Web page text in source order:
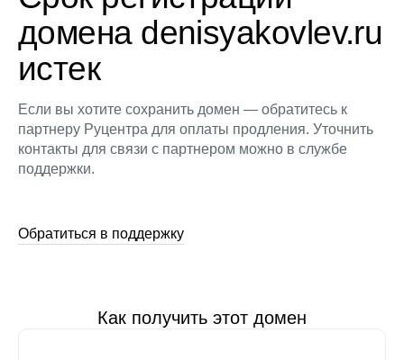
домена denisyakovlev.ru
истек
Если вы хотите сохранить домен — обратитесь к
партнеру Руцентра для оплаты продления. Уточнить
контакты для связи с партнером можно в службе
поддержки.
Обратиться в поддержку
Как получить этот домен